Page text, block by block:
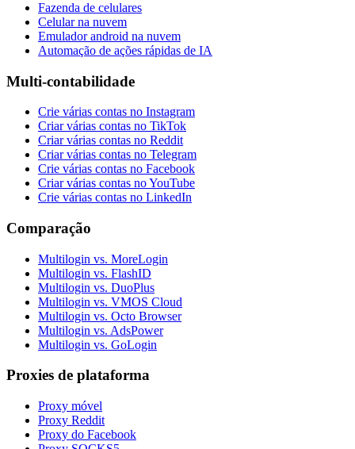
Fazenda de celulares
Celular na nuvem
Emulador android na nuvem
Automação de ações rápidas de IA
Multi-contabilidade
Crie várias contas no Instagram
Criar várias contas no TikTok
Criar várias contas no Reddit
Criar várias contas no Telegram
Crie várias contas no Facebook
Criar várias contas no YouTube
Crie várias contas no LinkedIn
Comparação
Multilogin vs. MoreLogin
Multilogin vs. FlashID
Multilogin vs. DuoPlus
Multilogin vs. VMOS Cloud
Multilogin vs. Octo Browser
Multilogin vs. AdsPower
Multilogin vs. GoLogin
Proxies de plataforma
Proxy móvel
Proxy Reddit
Proxy do Facebook